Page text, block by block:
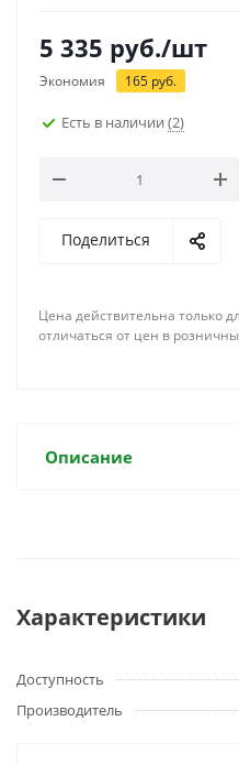
5 335 руб./шт
Экономия 165 руб.
Есть в наличии (2)
Поделиться
Цена действительна только
отличаться от цен в
Описание
Характеристики
Доступность
Производитель